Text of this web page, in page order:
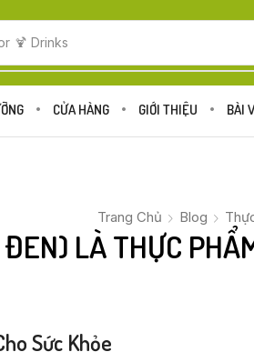
🍋 Fruits
CỬA HÀNG GIỚI THIỆU BÀI
Trang Chủ Blog
LÀ THỰC
Sức Khỏe